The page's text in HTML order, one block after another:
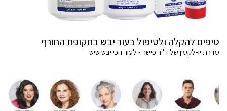
טיפים להקלה ולטיפול בעור יבש בתקופת החורף
סדרת יו-לקטין של ד"ר פישר - לעור הכי יבש שיש